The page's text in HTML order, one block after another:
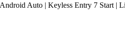
Auto | Keyless Entry 7 Start |